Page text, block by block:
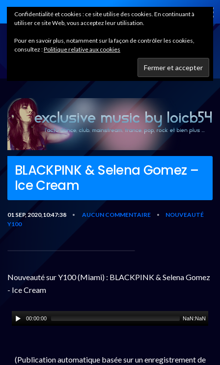
Home
BLACKPINK & Selena Gomez –
Ice Cream
01 SEP, 2020,10:47:38 • AUCUN COMMENTAIRE •
NOUVEAUTÉ
Y100
Nouveauté sur Y100 (Miami) : BLACKPINK & Selena Gomez
- Ice Cream
00:00:00 NaN:NaN
(Publication automatique basée sur un enregistrement de
Confidentialité et cookies : ce site utilise des cookies. En continuant à
utiliser ce site Web, vous acceptez leur utilisation.
Pour en savoir plus, notamment sur la façon de contrôler les cookies,
consultez :Politique relative aux cookies